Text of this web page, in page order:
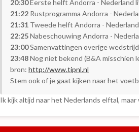
20:30Eerste helft Andorra - Nederland
21:22 Rustprogramma Andorra -
21:31 Tweede helft Andorra -
22:25Nabeschouwing Andorra -
23:00Samenvattingen overige
23:48Nog niet bekend (B&A misschien
bron: http://www.tipnl.nl
Stem ook of je gaat kijken naar het
Ik kijk altijd naar het Nederlands elftal,